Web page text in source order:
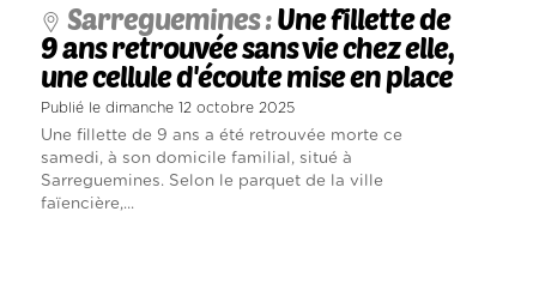
Sarreguemines :Une fillette de
9 ans retrouvée sans vie chez elle,
une cellule d'écoute mise en place
Publié le dimanche 12 octobre 2025
Une fillette de 9 ans a été retrouvée morte ce
samedi, à son domicile familial, situé à
Sarreguemines. Selon le parquet de la ville
faïencière,...